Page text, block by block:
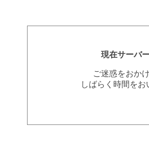
現在サーバ
ご迷惑をおか
しばらく時間を